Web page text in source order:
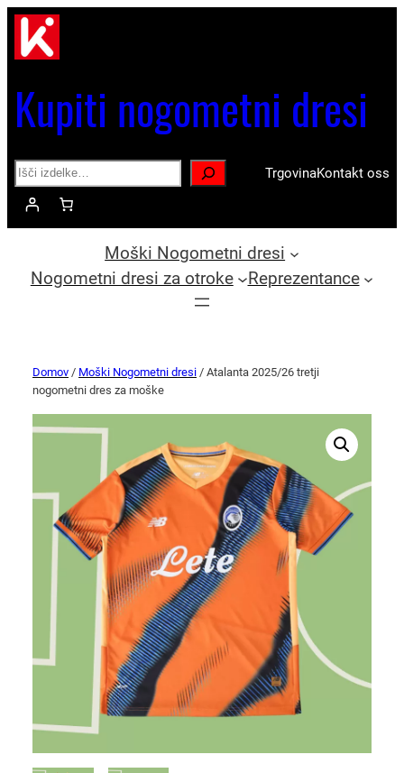
Kupiti nogometni dresi
Search TrgovinaKontakt oss
Moški Nogometni dresi
Nogometni dresi za otroke
Reprezentance
Domov / Moški Nogometni dresi / Atalanta 2025/26 tretji
nogometni dres za moške